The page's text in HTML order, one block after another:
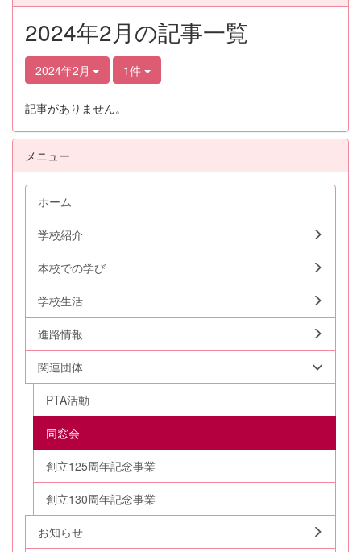
2024年2月の記事一覧
2024年2月 1件
記事がありません。
メニュー
ホーム
学校紹介
本校での学び
学校生活
進路情報
関連団体
PTA活動
同窓会
創立125周年記念事業
創立130周年記念事業
お知らせ